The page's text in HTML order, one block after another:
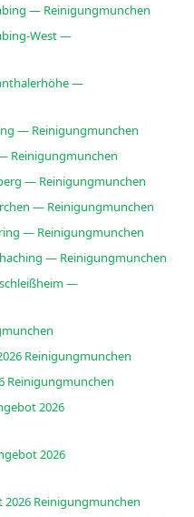
— Reinigungmunchen
West —
—
— Reinigungmunchen
Reinigungmunchen
— Reinigungmunchen
— Reinigungmunchen
— Reinigungmunchen
— Reinigungmunchen
—
Praxisreinigung Allach — Angebot 2026 Reinigungmunchen
Praxisreinigung Au — Angebot 2026 Reinigungmunchen
2026
2026
Praxisreinigung Dachau — Angebot 2026 Reinigungmunchen